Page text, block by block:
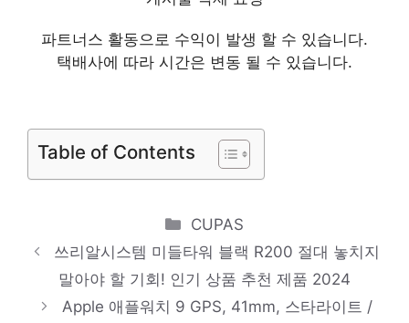
본문에 들어가는 내용입니다.
절대 후회하지 않을 최고의 선택 인기 상품
XL2540K
화려한 스타일, 지금 경험하세요! 인기 상품
아이노트 에어쿨러 냉각 소자 휴대용 핸디 선
풍기, TBH08, 혼합색상
진정한 퀄리티를 느껴보세요! 인기 상품 추천
파트너스 활동으로 수익이 발생 할 수 있습니다.
택배사에 따라 시간은 변동 될 수 있습니다.
Table of Contents
Categories
CUPAS
쓰리알시스템 미들타워 블랙 R200 절대 놓치지
말아야 할 기회! 인기 상품 추천 제품 2024
Apple 애플워치 9 GPS, 41mm, 스타라이트 /